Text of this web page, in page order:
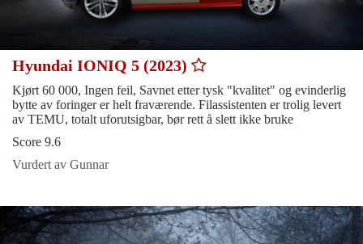
Hyundai IONIQ 5 (2023)
Kjørt 60 000, Ingen feil, Savnet etter tysk "kvalitet" og evinderlig
bytte av foringer er helt fraværende. Filassistenten er trolig levert
av TEMU, totalt uforutsigbar, bør rett å slett ikke bruke
Score 9.6
Vurdert av Gunnar